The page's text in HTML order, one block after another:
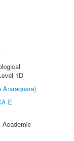
1D
E
Academic